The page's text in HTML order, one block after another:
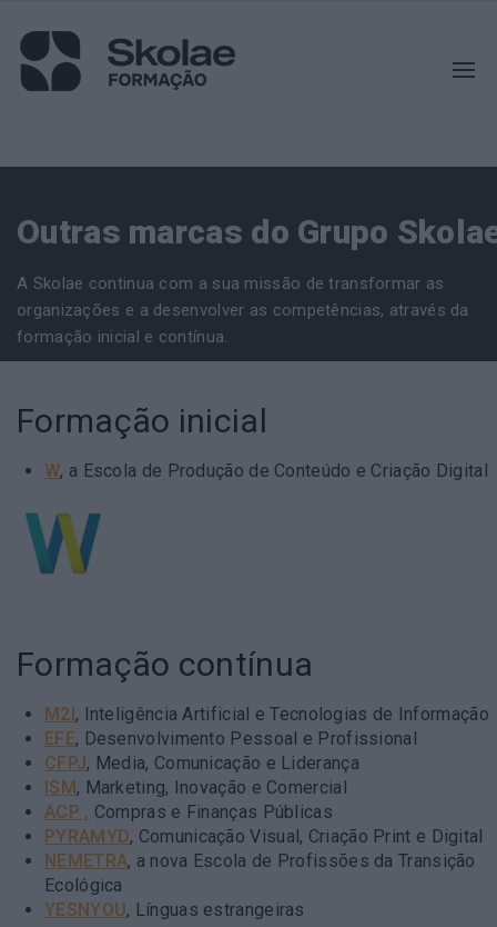
Outras marcas do Grupo
A Skolae continua com a sua missão de transformar as
organizações e a desenvolver as competências, através da
formação inicial e contínua.
Formação inicial
W, a Escola de Produção de Conteúdo e Criação Digital
Formação contínua
M2I, Inteligência Artificial e Tecnologias de Informação
EFE, Desenvolvimento Pessoal e Profissional
CFPJ, Media, Comunicação e Liderança
ISM, Marketing, Inovação e Comercial
ACP , Compras e Finanças Públicas
PYRAMYD, Comunicação Visual, Criação Print e Digital
NEMETRA, a nova Escola de Profissões da Transição
Ecológica
YESNYOU, Línguas estrangeiras